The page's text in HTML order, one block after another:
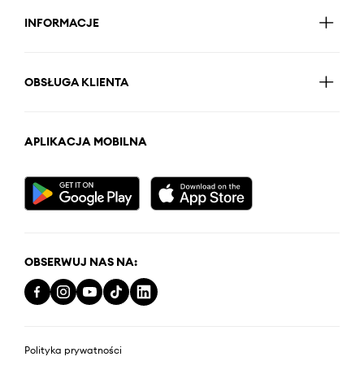
INFORMACJE
OBSŁUGA KLIENTA
APLIKACJA MOBILNA
OBSERWUJ NAS NA:
Polityka prywatności